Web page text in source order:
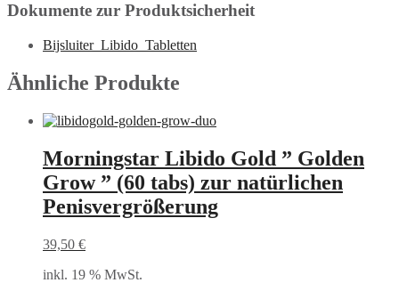
Dokumente zur Produktsicherheit
Bijsluiter_Libido_Tabletten
Ähnliche Produkte
Morningstar Libido Gold ” Golden
Grow ” (60 tabs) zur natürlichen
Penisvergrößerung
39,50 €
inkl. 19 % MwSt.